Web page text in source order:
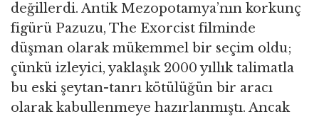
değillerdi. Antik Mezopotamya’nın korkunç
figürü Pazuzu, The Exorcist filminde
düşman olarak mükemmel bir seçim oldu;
çünkü izleyici, yaklaşık 2000 yıllık talimatla
bu eski şeytan-tanrı kötülüğün bir aracı
olarak kabullenmeye hazırlanmıştı. Ancak